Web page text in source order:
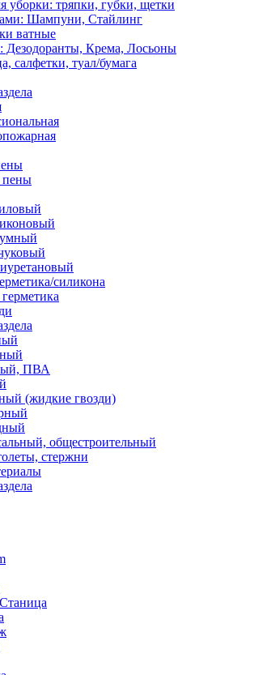
уборки: тряпки, губки, щетки
Шампуни, Стайлинг
ватные
Дезодоранты, Крема, Лосьоны
салфетки, туал/бумага
пены
силикона
ПВА
(жидкие гвозди)
общестроительный
стержни